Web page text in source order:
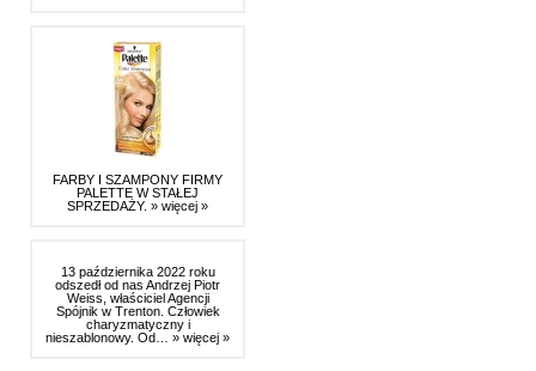
FARBY I SZAMPONY FIRMY
PALETTE W STAŁEJ
SPRZEDAŻY. » więcej »
13 października 2022 roku
odszedł od nas Andrzej Piotr
Weiss, właściciel Agencji
Spójnik w Trenton. Człowiek
charyzmatyczny i
nieszablonowy. Od… » więcej »